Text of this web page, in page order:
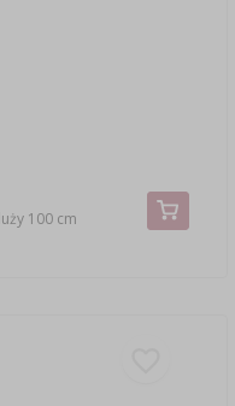
100 cm